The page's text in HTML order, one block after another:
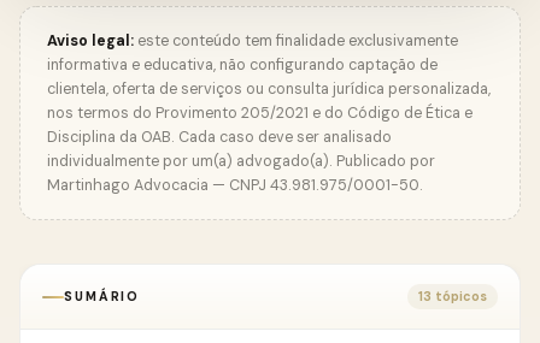
Aviso legal: este conteúdo tem finalidade exclusivamente
informativa e educativa, não configurando captação de
clientela, oferta de serviços ou consulta jurídica personalizada,
nos termos do Provimento 205/2021 e do Código de Ética e
Disciplina da OAB. Cada caso deve ser analisado
individualmente por um(a) advogado(a). Publicado por
Martinhago Advocacia — CNPJ 43.981.975/0001-50.
SUMÁRIO 13 tópicos